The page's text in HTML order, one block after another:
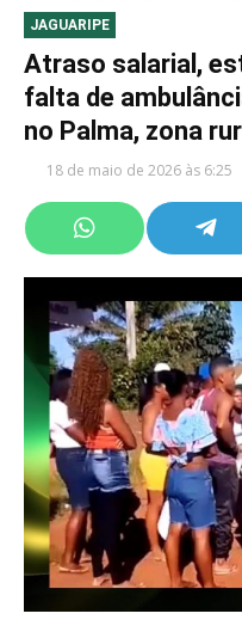
JAGUARIPE
Atraso salarial,
falta de
no Palma, zona
18 de maio de 2026 às 6:25
Share
on
Share
on